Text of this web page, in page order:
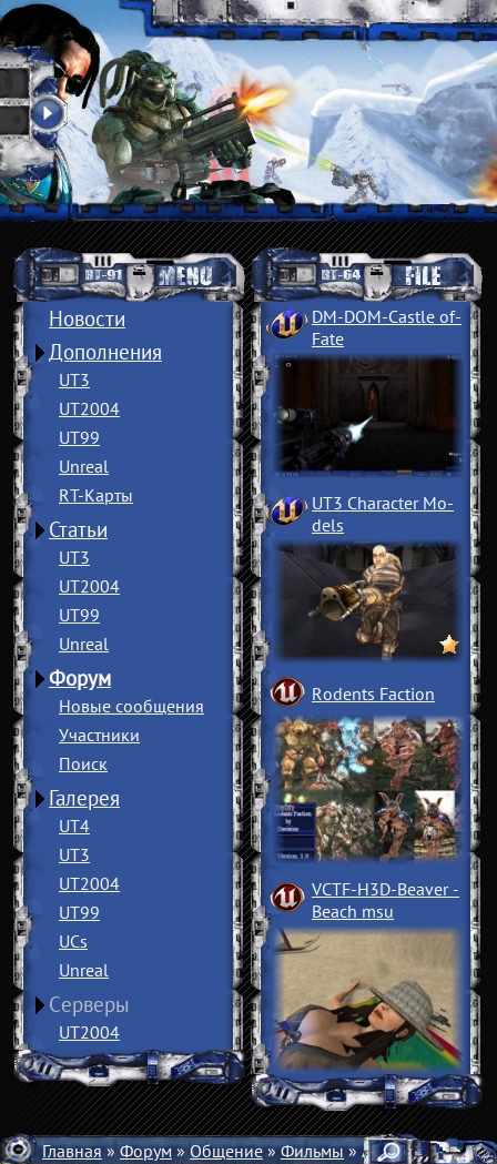
Новости
Дополнения
UT3
UT2004
UT99
Unreal
RT-Карты
Статьи
UT3
UT2004
UT99
Unreal
Форум
Новые сообщения
Участники
Поиск
Галерея
UT4
UT3
UT2004
UT99
UCs
Unreal
Серверы
UT2004
DM-DOM-Castle of­
Fate
UT3 Character Mo­
dels
Rodents Faction
VCTF-H3D-Beaver ­
Beach msu
Главная»Форум»Общение»Фильмы» Аниме